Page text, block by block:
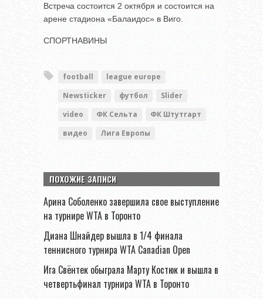
Встреча состоится 2 октября и состоится на
арене стадиона «Балаидос» в Виго.
СПОРТНАВИНЫ
football
league europe
Newsticker
футбол
Slider
video
ФК Сельта
ФК Штутгарт
видео
Лига Европы
ПОХОЖИЕ ЗАПИСИ
Арина Соболенко завершила свое выступление
на турнире WTA в Торонто
Диана Шнайдер вышла в 1/4 финала
теннисного турнира WTA Canadian Open
Ига Свёнтек обыграла Марту Костюк и вышла в
четвертьфинал турнира WTA в Торонто